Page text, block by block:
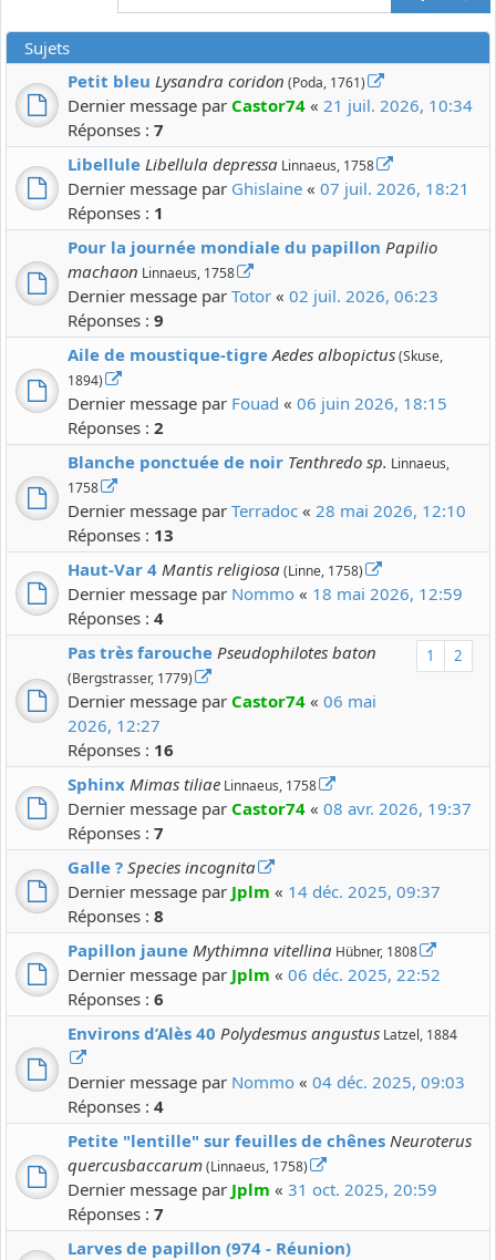
Sujets
Petit bleu Lysandra coridon (Poda, 1761)
Dernier message par Castor74 « 21 juil. 2026, 10:34
Réponses : 7
Libellule Libellula depressa Linnaeus, 1758
Dernier message par Ghislaine « 07 juil. 2026, 18:21
Réponses : 1
Pour la journée mondiale du papillon Papilio
machaon Linnaeus, 1758
Dernier message par Totor « 02 juil. 2026, 06:23
Réponses : 9
Aile de moustique-tigre Aedes albopictus(Skuse,
1894)
Dernier message par Fouad « 06 juin 2026, 18:15
Réponses : 2
Blanche ponctuée de noir Tenthredo sp. Linnaeus,
1758
Dernier message par Terradoc « 28 mai 2026, 12:10
Réponses : 13
Haut-Var 4 Mantis religiosa(Linne, 1758)
Dernier message par Nommo « 18 mai 2026, 12:59
Réponses : 4
1 2
Pas très farouche Pseudophilotes baton
(Bergstrasser, 1779)
Dernier message par Castor74 « 06 mai
2026, 12:27
Réponses : 16
Sphinx Mimas tiliae Linnaeus, 1758
Dernier message par Castor74 « 08 avr. 2026, 19:37
Réponses : 7
Galle ? Species incognita
Dernier message par Jplm « 14 déc. 2025, 09:37
Réponses : 8
Papillon jaune Mythimna vitellina Hübner, 1808
Dernier message par Jplm « 06 déc. 2025, 22:52
Réponses : 6
Environs d’Alès 40 Polydesmus angustus Latzel, 1884
Dernier message par Nommo « 04 déc. 2025, 09:03
Réponses : 4
Petite "lentille" sur feuilles de chênes Neuroterus
quercusbaccarum(Linnaeus, 1758)
Dernier message par Jplm « 31 oct. 2025, 20:59
Réponses : 7
Larves de papillon (974 - Réunion)